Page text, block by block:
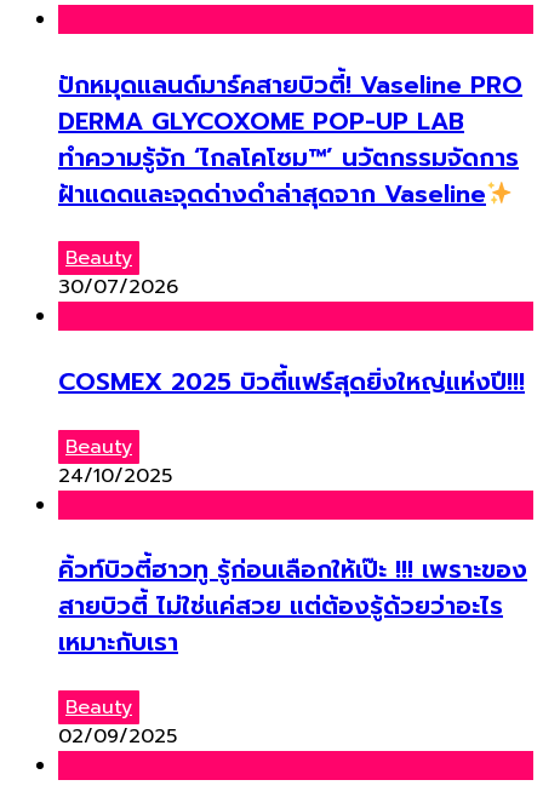
ปักหมุดแลนด์มาร์คสายบิวตี้! Vaseline PRO
DERMA GLYCOXOME POP-UP LAB
ทำความรู้จัก ‘ไกลโคโซม™’ นวัตกรรมจัดการ
ฝ้าแดดและจุดด่างดำล่าสุดจาก Vaseline
Beauty
30/07/2026
COSMEX 2025 บิวตี้แฟร์สุดยิ่งใหญ่แห่งปี!!!
Beauty
24/10/2025
คิ้วท์บิวตี้ฮาวทู รู้ก่อนเลือกให้เป๊ะ !!! เพราะของ
สายบิวตี้ ไม่ใช่แค่สวย แต่ต้องรู้ด้วยว่าอะไร
เหมาะกับเรา
Beauty
02/09/2025